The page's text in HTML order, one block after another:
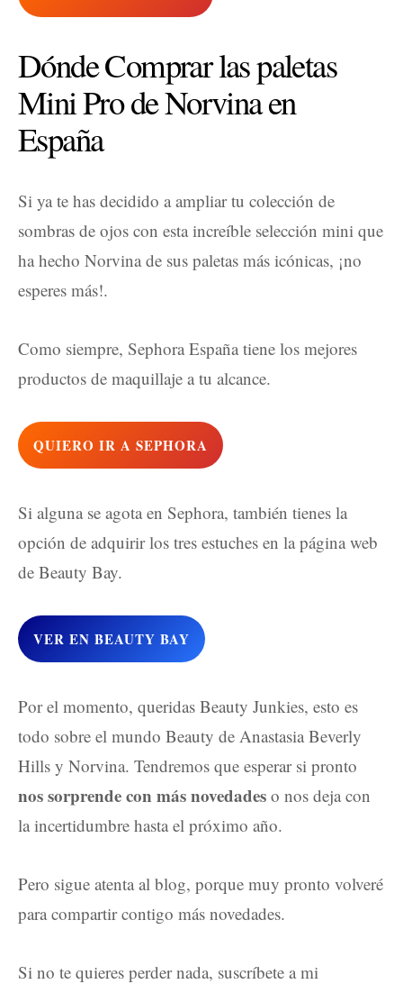
Dónde Comprar las paletas
Mini Pro de Norvina en
España
Si ya te has decidido a ampliar tu colección de
sombras de ojos con esta increíble selección mini que
ha hecho Norvina de sus paletas más icónicas, ¡no
esperes más!.
Como siempre, Sephora España tiene los mejores
productos de maquillaje a tu alcance.
QUIERO IR A SEPHORA
Si alguna se agota en Sephora, también tienes la
opción de adquirir los tres estuches en la página web
de Beauty Bay.
VER EN BEAUTY BAY
Por el momento, queridas Beauty Junkies, esto es
todo sobre el mundo Beauty de Anastasia Beverly
Hills y Norvina. Tendremos que esperar si pronto
nos sorprende con más novedades o nos deja con
la incertidumbre hasta el próximo año.
Pero sigue atenta al blog, porque muy pronto volveré
para compartir contigo más novedades.
Si no te quieres perder nada, suscríbete a mi